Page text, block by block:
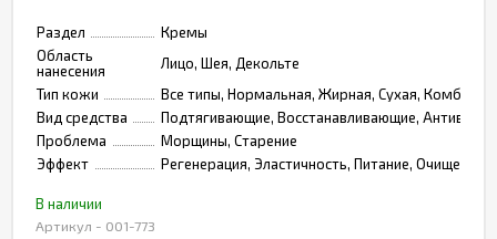
Раздел
Кремы
Область
нанесения
Лицо, Шея, Декольте
Тип кожи
Все типы, Нормальная, Жирная, Сухая,
Вид средства
Подтягивающие, Восстанавливающие,
Проблема
Морщины, Старение
Эффект
Регенерация, Эластичность, Питание, Очищение,
В наличии
Артикул - 001-773